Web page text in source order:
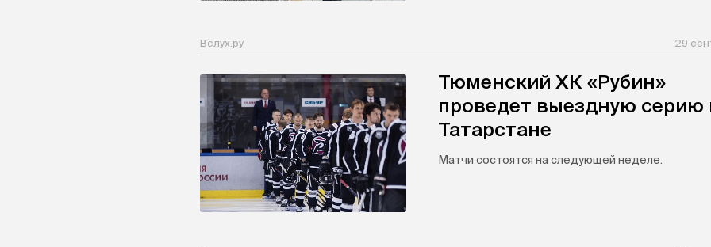
Вслух.ру 29
Тюменский ХК «Рубин»
проведет выездную серию
Татарстане
Матчи состоятся на следующей неделе.